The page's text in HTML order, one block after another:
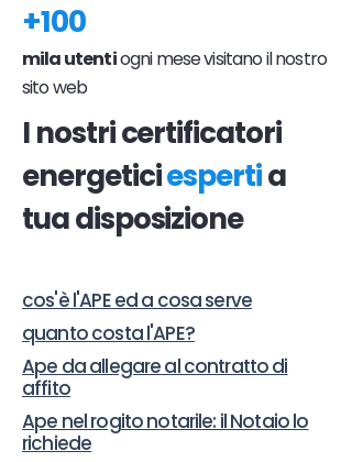
+100
mila utentiogni mese visitano il nostro
sito web
I nostri certificatori
energeticiespertia
tua disposizione
cos'è l'APE ed a cosa serve
quanto costa l'APE?
Ape da allegare al contratto di
affito
Ape nel rogito notarile: il Notaio lo
richiede